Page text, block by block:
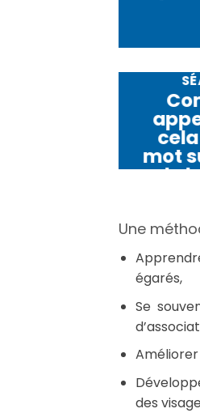
cela
mot
de
Une
égarés,
Se
des